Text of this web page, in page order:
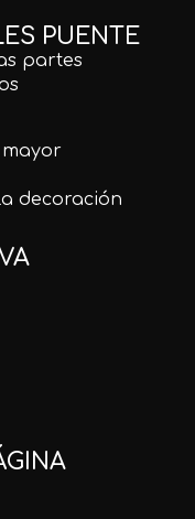
PUENTE
partes
decoración